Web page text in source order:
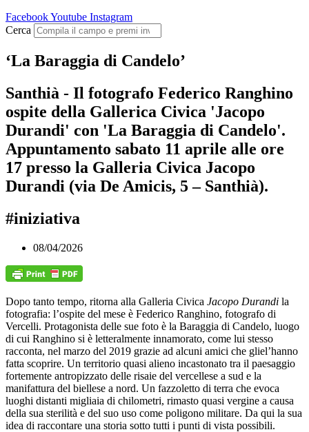
FacebookYoutube Instagram
Cerca
‘La Baraggia di Candelo’
Santhià - Il fotografo Federico Ranghino
ospite della Gallerica Civica 'Jacopo
Durandi' con 'La Baraggia di Candelo'.
Appuntamento sabato 11 aprile alle ore
17 presso la Galleria Civica Jacopo
Durandi (via De Amicis, 5 – Santhià).
#iniziativa
08/04/2026
Dopo tanto tempo, ritorna alla Galleria Civica Jacopo Durandi la
fotografia: l’ospite del mese è Federico Ranghino, fotografo di
Vercelli. Protagonista delle sue foto è la Baraggia di Candelo, luogo
di cui Ranghino si è letteralmente innamorato, come lui stesso
racconta, nel marzo del 2019 grazie ad alcuni amici che gliel’hanno
fatta scoprire. Un territorio quasi alieno incastonato tra il paesaggio
fortemente antropizzato delle risaie del vercellese a sud e la
manifattura del biellese a nord. Un fazzoletto di terra che evoca
luoghi distanti migliaia di chilometri, rimasto quasi vergine a causa
della sua sterilità e del suo uso come poligono militare. Da qui la sua
idea di raccontare una storia sotto tutti i punti di vista possibili.